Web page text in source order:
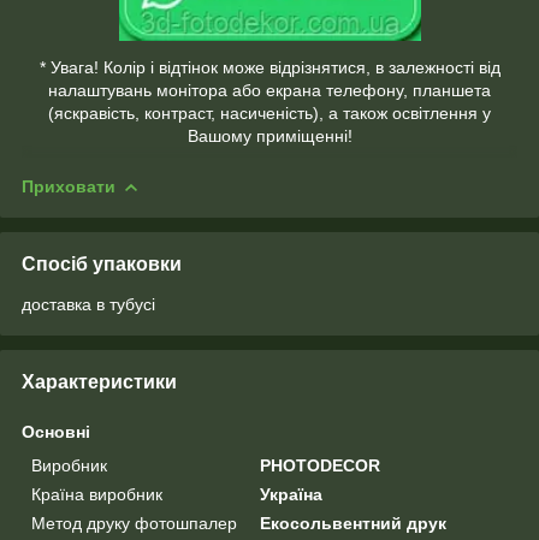
* Увага! Колір і відтінок може відрізнятися, в залежності від
налаштувань монітора або екрана телефону, планшета
(яскравість, контраст, насиченість), а також освітлення у
Вашому приміщенні!
Приховати
Спосіб упаковки
доставка в тубусі
Характеристики
Основні
Виробник
PHOTODECOR
Країна виробник
Україна
Метод друку фотошпалер
Екосольвентний друк